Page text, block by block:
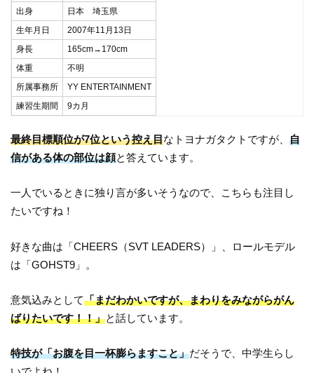
出身
日本 埼玉県
生年月日
2007年11月13日
身長
165cm→170cm
体重
不明
所属事務所
YY ENTERTAINMENT
練習生期間
9カ月
最終目標順位が7位という控え目なトヨナガタクトですが、自
信がある体の部位は顔と答えています。
一人でいるときに独り言が多いそうなので、こちらも注目し
たいですね！
好きな曲は「CHEERS（SVT LEADERS）」、ロールモデル
は「GOHST9」。
意気込みとして「まだわかいですが、まわりをみながらがん
ばりたいです！！」と話しています。
特技が「お腹を目一杯膨らますこと」だそうで、中学生らし